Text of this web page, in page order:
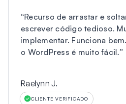
“Recurso de arrastar e
escrever código tedioso.
implementar. Funciona
o WordPress é muito fácil.”
Raelynn J.
CLIENTE VERIFICADO